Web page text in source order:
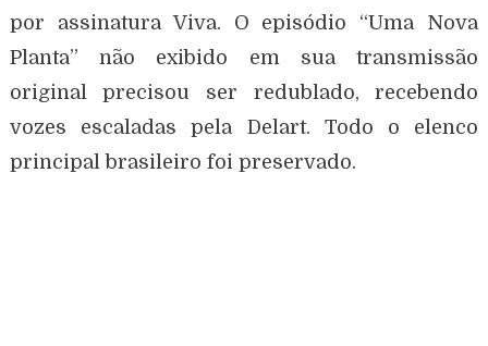
por assinatura Viva. O episódio “Uma Nova
Planta” não exibido em sua transmissão
original precisou ser redublado, recebendo
vozes escaladas pela Delart. Todo o elenco
principal brasileiro foi preservado.